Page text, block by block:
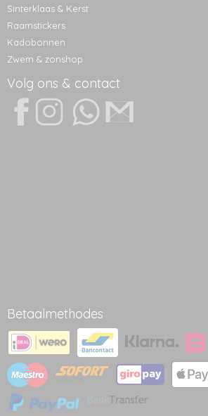
Sinterklaas & Kerst
Raamstickers
Kadobonnen
Zwem & zonshop
Volg ons & contact
Betaalmethodes